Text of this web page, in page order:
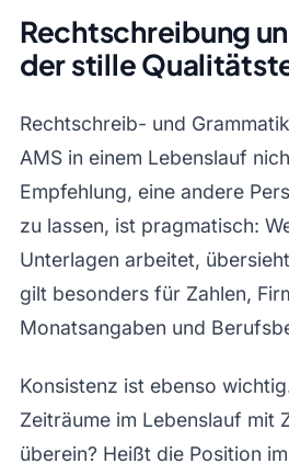
Rechtschreibung
der stille
Rechtschreib- und
AMS in einem Lebenslauf
Empfehlung, eine andere
zu lassen, ist pragmatisch:
Unterlagen arbeitet,
gilt besonders für Zahlen,
Monatsangaben und
Konsistenz ist ebenso
Zeiträume im Lebenslauf mit
überein? Heißt die Position